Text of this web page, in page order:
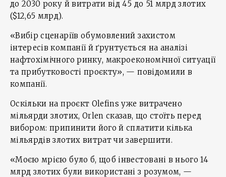
до 2030 року й витрати від 45 до 51 млрд злотих
($12,65 млрд).
«Вибір сценаріїв обумовлений захистом
інтересів компанії й ґрунтується на аналізі
нафтохімічного ринку, макроекономічної ситуації
та прибутковості проєкту», — повідомили в
компанії.
Оскільки на проєкт Olefins уже витрачено
мільярди злотих, Orlen сказав, що стоїть перед
вибором: припинити його й сплатити кілька
мільярдів злотих витрат чи завершити.
«Моєю мрією було б, щоб інвестовані в нього 14
млрд злотих були використані з розумом, —